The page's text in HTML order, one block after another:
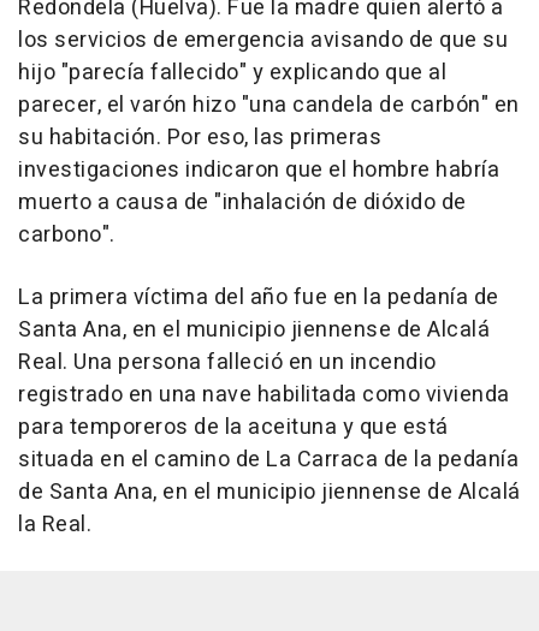
Redondela (Huelva). Fue la madre quien alertó a
los servicios de emergencia avisando de que su
hijo "parecía fallecido" y explicando que al
parecer, el varón hizo "una candela de carbón" en
su habitación. Por eso, las primeras
investigaciones indicaron que el hombre habría
muerto a causa de "inhalación de dióxido de
carbono".
La primera víctima del año fue en la pedanía de
Santa Ana, en el municipio jiennense de Alcalá
Real. Una persona falleció en un incendio
registrado en una nave habilitada como vivienda
para temporeros de la aceituna y que está
situada en el camino de La Carraca de la pedanía
de Santa Ana, en el municipio jiennense de Alcalá
la Real.